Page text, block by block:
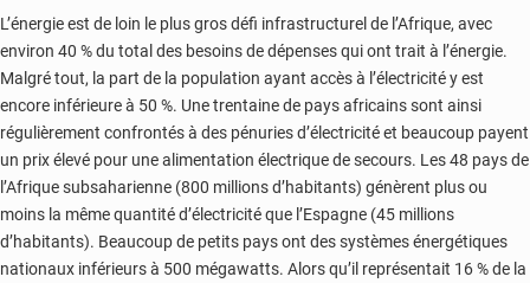
L’énergie est de loin le plus gros défi infrastructurel de l’Afrique, avec
environ 40 % du total des besoins de dépenses qui ont trait à l’énergie.
Malgré tout, la part de la population ayant accès à l’électricité y est
encore inférieure à 50 %. Une trentaine de pays africains sont ainsi
régulièrement confrontés à des pénuries d’électricité et beaucoup payent
un prix élevé pour une alimentation électrique de secours. Les 48 pays de
l’Afrique subsaharienne (800 millions d’habitants) génèrent plus ou
moins la même quantité d’électricité que l’Espagne (45 millions
d’habitants). Beaucoup de petits pays ont des systèmes énergétiques
nationaux inférieurs à 500 mégawatts. Alors qu’il représentait 16 % de la